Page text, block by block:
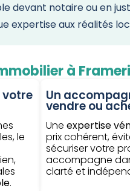
devant notaire ou en
expertise aux réalités
à
votre
le
.
Un
vendre ou
Une expertise
prix cohérent,
sécuriser votre
accompagne
clarté et